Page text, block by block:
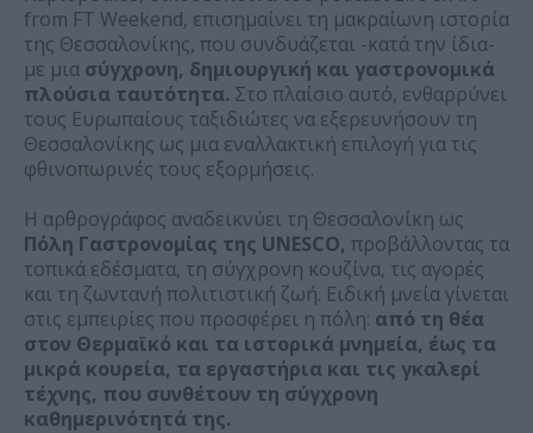
from FT Weekend, επισημαίνει τη μακραίωνη ιστορία
της Θεσσαλονίκης, που συνδυάζεται -κατά την ίδια-
με μια σύγχρονη, δημιουργική και γαστρονομικά
πλούσια ταυτότητα. Στο πλαίσιο αυτό, ενθαρρύνει
τους Ευρωπαίους ταξιδιώτες να εξερευνήσουν τη
Θεσσαλονίκης ως μια εναλλακτική επιλογή για τις
φθινοπωρινές τους εξορμήσεις.
Η αρθρογράφος αναδεικνύει τη Θεσσαλονίκη ως
Πόλη Γαστρονομίας της UNESCO, προβάλλοντας τα
τοπικά εδέσματα, τη σύγχρονη κουζίνα, τις αγορές
και τη ζωντανή πολιτιστική ζωή. Ειδική μνεία γίνεται
στις εμπειρίες που προσφέρει η πόλη: από τη θέα
στον Θερμαϊκό και τα ιστορικά μνημεία, έως τα
μικρά κουρεία, τα εργαστήρια και τις γκαλερί
τέχνης, που συνθέτουν τη σύγχρονη
καθημερινότητά της.